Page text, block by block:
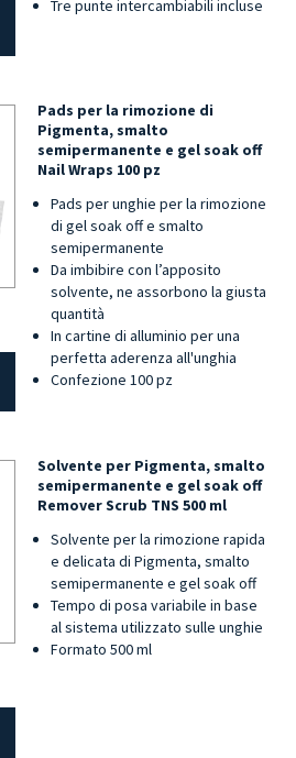
Tre punte intercambiabili incluse
Pads per la rimozione di
Pigmenta, smalto
semipermanente e gel soak off
Nail Wraps 100 pz
Pads per unghie per la rimozione
di gel soak off e smalto
semipermanente
Da imbibire con l’apposito
solvente, ne assorbono la giusta
quantità
In cartine di alluminio per una
perfetta aderenza all'unghia
Confezione 100 pz
Solvente per Pigmenta, smalto
semipermanente e gel soak off
Remover Scrub TNS 500 ml
Solvente per la rimozione rapida
e delicata di Pigmenta, smalto
semipermanente e gel soak off
Tempo di posa variabile in base
al sistema utilizzato sulle unghie
Formato 500 ml